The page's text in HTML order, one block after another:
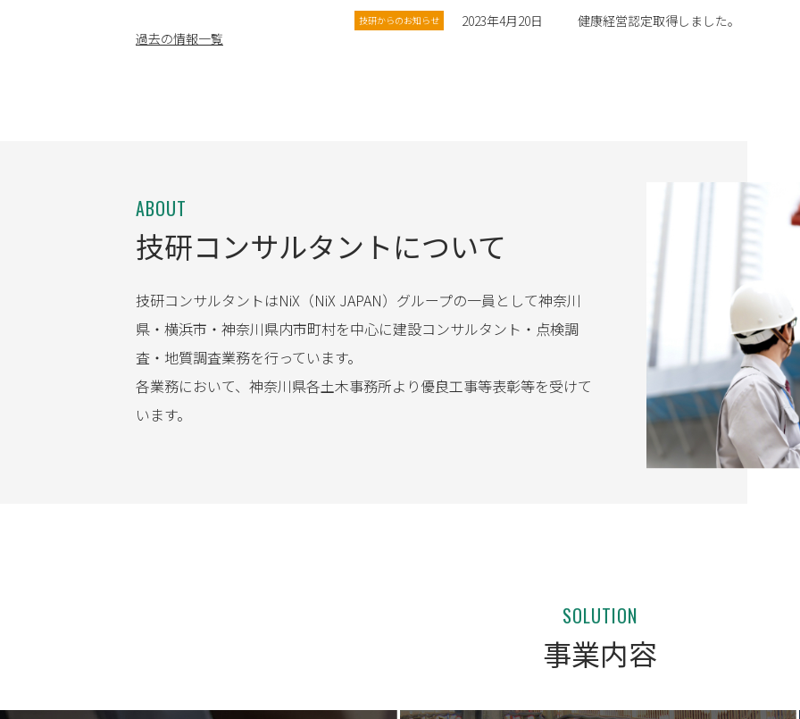
過去の情報一覧
技研からのお知らせ 2023年4月20日 健康経営認定取得しました。
ABOUT
技研コンサルタントについて
技研コンサルタントはNiX（NiX JAPAN）グループの一員として神奈川
県・横浜市・神奈川県内市町村を中心に建設コンサルタント・点検調
査・地質調査業務を行っています。
各業務において、神奈川県各土木事務所より優良工事等表彰等を受けて
います。
SOLUTION
事業内容